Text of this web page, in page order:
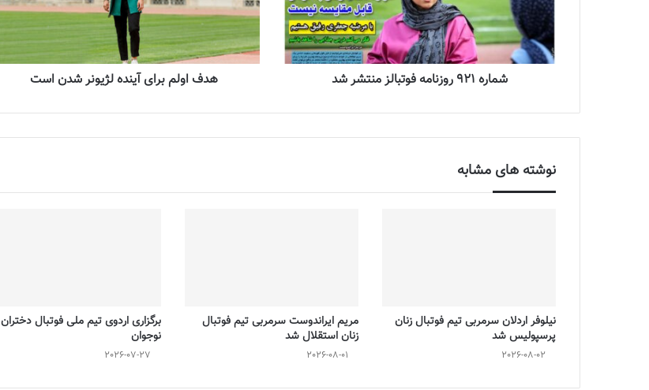
شماره 921 روزنامه فوتبالز منتشر شد هدف اولم برای آینده لژیونر شدن است
نوشته های مشابه
نیلوفر اردلان سرمربی تیم فوتبال زنان
پرسپولیس شد
2026-08-02
مریم ایراندوست سرمربی تیم فوتبال
زنان استقلال شد
2026-08-01
برگزاری اردوی تیم ملی فوتبال دختران
نوجوان
2026-07-27